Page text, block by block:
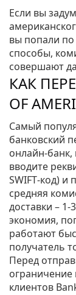
Если вы
вы попали по
способы,
совершают
КАК
OF
Самый
банковский
вводите
SWIFT‑код)
средняя
доставки –
экономия,
работают
получатель
Перед
клиентов